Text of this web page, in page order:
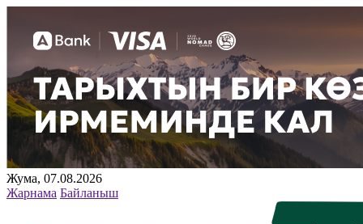
Жума, 07.08.2026
Жарнама Байланыш